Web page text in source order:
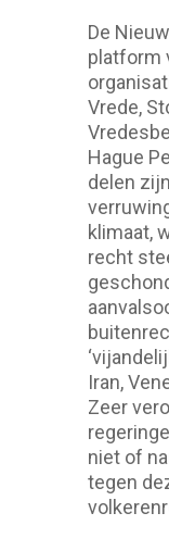
De
platform
Vrede,
Hague
delen
klimaat,
recht
Iran,
Zeer
niet of
tegen